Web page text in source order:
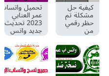
كيفية حل
مشكلة تم
حظر رقمي
من
استخدام
واتس اب
unblock-
whatsapp
تحميل واتساب
عمر العنابي
2023 تحديث
جديد واتس
عمر العنابي
OBWhatsApp
v42.20